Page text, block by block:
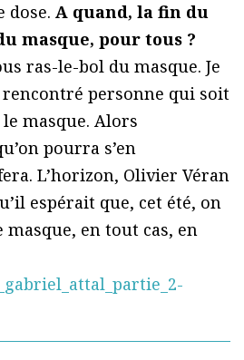
dose. A quand, la fin du
masque, pour tous ?
ras-le-bol du masque. Je
rencontré personne qui soit
masque. Alors
pourra s’en
L’horizon, Olivier Véran
espérait que, cet été, on
en tout cas, en